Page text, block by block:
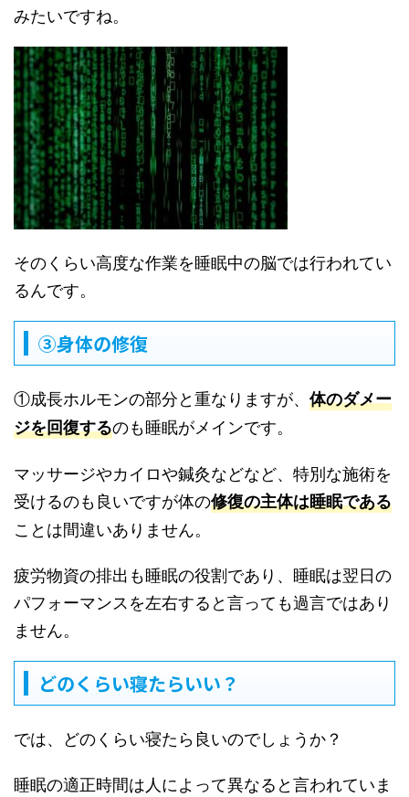
みたいですね。
そのくらい高度な作業を睡眠中の脳では行われてい
るんです。
③身体の修復
①成長ホルモンの部分と重なりますが、 体のダメー
ジを回復するのも睡眠がメインです。
マッサージやカイロや鍼灸などなど、特別な施術を
受けるのも良いですが体の修復の主体は睡眠である
ことは間違いありません。
疲労物資の排出も睡眠の役割であり、睡眠は翌日の
パフォーマンスを左右すると言っても過言ではあり
ません。
どのくらい寝たらいい？
では、どのくらい寝たら良いのでしょうか？
睡眠の適正時間は人によって異なると言われていま